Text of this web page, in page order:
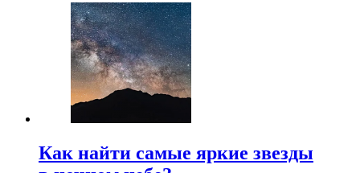
Как найти самые яркие звезды